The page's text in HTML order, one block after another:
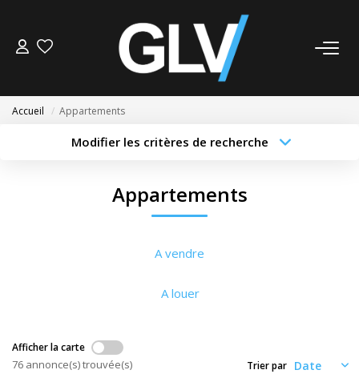
Accueil Appartements
Modifier les critères de recherche
Appartements
A vendre
A louer
Afficher la carte
76 annonce(s) trouvée(s) Trier par